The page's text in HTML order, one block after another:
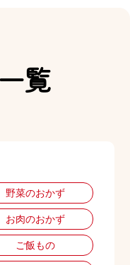
覧
野菜のおかず
お肉のおかず
ご飯もの